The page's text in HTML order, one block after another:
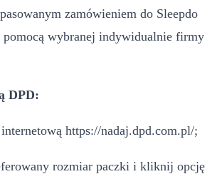
zamówieniem do Sleepdo
pomocą wybranej indywidualnie firmy
DPD:
https://nadaj.dpd.com.pl/;
rozmiar paczki i kliknij opcję